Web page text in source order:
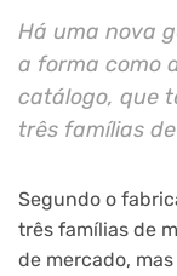
Há uma nova
a forma como
catálogo, que
três famílias
Segundo o
três famílias de
de mercado,